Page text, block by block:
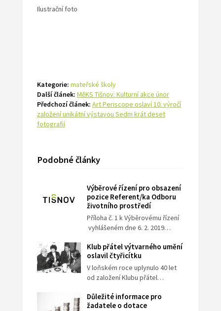
Ilustrační foto
Kategorie: mateřské školy
Další článek: MěKS Tišnov: Kulturní akce únor
Předchozí článek: Art Periscope oslaví 10. výročí
založení unikátní výstavou Sedm krát deset
fotografií
Podobné články
Výběrové řízení pro obsazení
pozice Referent/ka Odboru
životního prostředí
Příloha č. 1 k Výběrovému řízení
vyhlášeném dne 6. 2. 2019…
Klub přátel výtvarného umění
oslavil čtyřicítku
V loňském roce uplynulo 40 let
od založení Klubu přátel…
Důležité informace pro
žadatele o dotace